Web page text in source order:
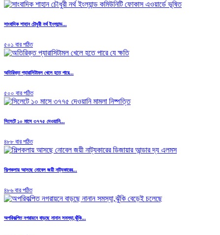
সাংবাদিক শাহান চৌধুরী নর্থ ইংল্যান্ড...
৫০১ বার পঠিত
অতিরিক্ত প্যারাসিটামল খেলে হতে পারে...
৫০০ বার পঠিত
সিলেটে ১০ মাসে ৩৭৭৫ দেওয়ানি...
৪৮৮ বার পঠিত
শিল্পকলায় আসছে নোবেল জয়ী নাট্যকারের...
৪৮৬ বার পঠিত
অপরিকল্পিত নগরায়নে বাড়ছে নানান সমস্যা,ঝুঁকি...